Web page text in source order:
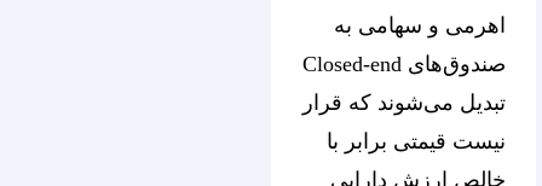
اهرمی و سهامی به
صندوق‌های Closed-end
تبدیل می‌شوند که قرار
نیست قیمتی برابر با
خالص ارزش دارایی